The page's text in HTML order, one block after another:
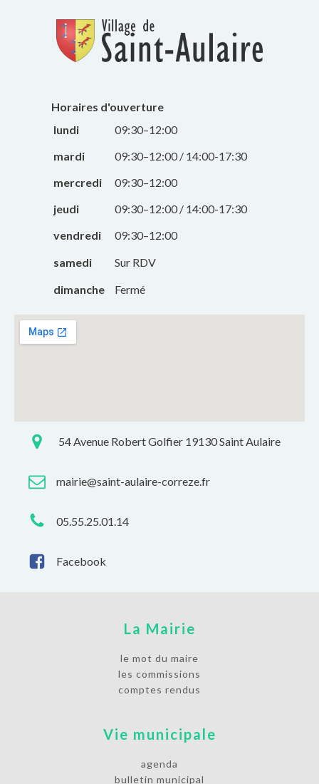
Horaires d'ouverture
lundi
09:30–12:00
mardi
09:30–12:00 / 14:00-17:30
mercredi
09:30–12:00
jeudi
09:30–12:00 / 14:00-17:30
vendredi
09:30–12:00
samedi
Sur RDV
dimanche
Fermé
54 Avenue Robert Golfier 19130 Saint Aulaire
mairie@saint-aulaire-correze.fr
05.55.25.01.14
Facebook
La Mairie
le mot du maire
les commissions
comptes rendus
Vie municipale
agenda
bulletin municipal